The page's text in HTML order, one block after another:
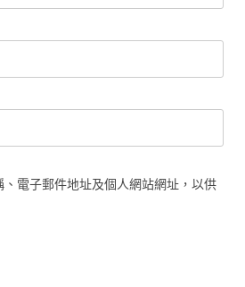
、電子郵件地址及個人網站網址，以供